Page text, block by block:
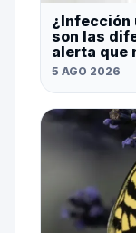
¿Infección
son las
alerta que
5 AGO 2026